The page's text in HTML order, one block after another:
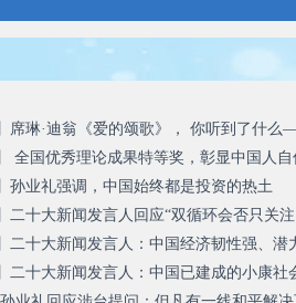
佛光山滿地可華嚴寺暨國際佛光會滿地
席琳·迪翁《爱的颂歌》， 你听到了什
全国优秀理论成果特等奖，彰显中国人自
孙业礼强调，中国始终都是投资的热土
二十大新闻发言人回应“双循环会否只关
二十大新闻发言人：中国经济韧性强、
二十大新闻发言人：中国已建成的小康